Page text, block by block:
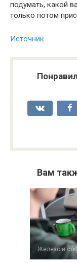
подумать, какой
только потом
Источник
Вам
Железо и